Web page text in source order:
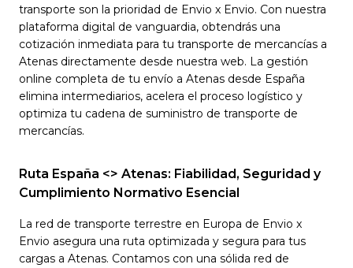
transporte son la prioridad de Envio x Envio. Con nuestra
plataforma digital de vanguardia, obtendrás una
cotización inmediata para tu transporte de mercancías a
Atenas directamente desde nuestra web. La gestión
online completa de tu envío a Atenas desde España
elimina intermediarios, acelera el proceso logístico y
optimiza tu cadena de suministro de transporte de
mercancías.
Ruta España <> Atenas: Fiabilidad, Seguridad y
Cumplimiento Normativo Esencial
La red de transporte terrestre en Europa de Envio x
Envio asegura una ruta optimizada y segura para tus
cargas a Atenas. Contamos con una sólida red de